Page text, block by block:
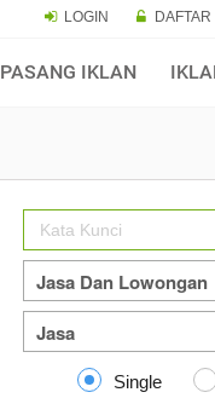
LOGIN DAFTAR
PASANG IKLAN
Single